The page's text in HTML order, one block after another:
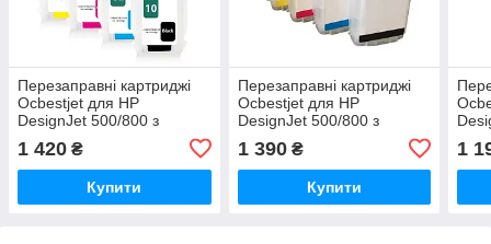
Перезаправні картриджі
Ocbestjet для HP
DesignJet 500/800 з
підвищеного об'єму 280
мл
1 420 ₴
Купити
Перезаправні картриджі
Ocbestjet для HP
DesignJet 500/800 з
підвищеного об'єму 130
мл
1 390₴
Купити
мл
1